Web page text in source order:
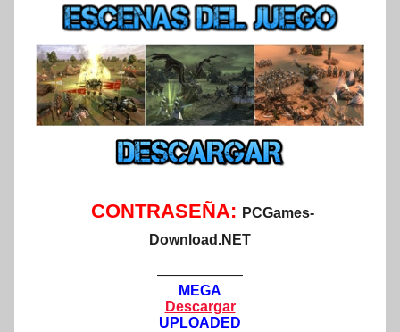
CONTRASEÑA: PCGames-
Download.NET
——————
MEGA
Descargar
UPLOADED